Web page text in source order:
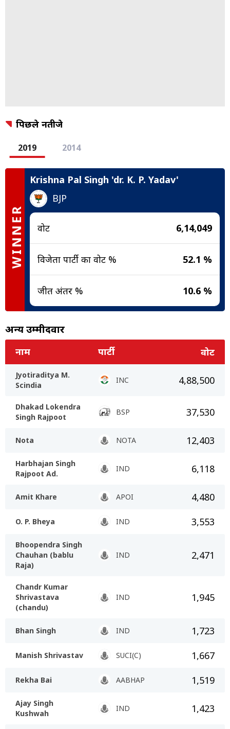
पिछले नतीजे
2019 2014
WINNER
Krishna Pal Singh 'dr. K. P. Yadav'
BJP
वोट 6,14,049
विजेता पार्टी का वोट % 52.1 %
जीत अंतर % 10.6 %
अन्य उम्मीदवार
नाम पार्टी वोट
Jyotiraditya M.
Scindia
INC 4,88,500
Dhakad Lokendra
Singh Rajpoot
BSP 37,530
Nota NOTA 12,403
Harbhajan Singh
Rajpoot Ad.
IND 6,118
Amit Khare APOI 4,480
O. P. Bheya IND 3,553
Bhoopendra Singh
Chauhan (bablu
Raja)
IND 2,471
Chandr Kumar
Shrivastava
(chandu)
IND 1,945
Bhan Singh IND 1,723
Manish Shrivastav SUCI(C) 1,667
Rekha Bai AABHAP 1,519
Ajay Singh
Kushwah
IND 1,423